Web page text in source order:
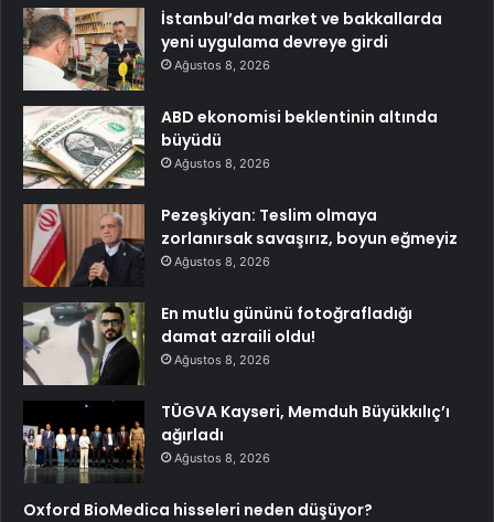
İstanbul’da market ve bakkallarda
yeni uygulama devreye girdi
Ağustos 8, 2026
ABD ekonomisi beklentinin altında
büyüdü
Ağustos 8, 2026
Pezeşkiyan: Teslim olmaya
zorlanırsak savaşırız, boyun eğmeyiz
Ağustos 8, 2026
En mutlu gününü fotoğrafladığı
damat azraili oldu!
Ağustos 8, 2026
TÜGVA Kayseri, Memduh Büyükkılıç’ı
ağırladı
Ağustos 8, 2026
Oxford BioMedica hisseleri neden düşüyor?